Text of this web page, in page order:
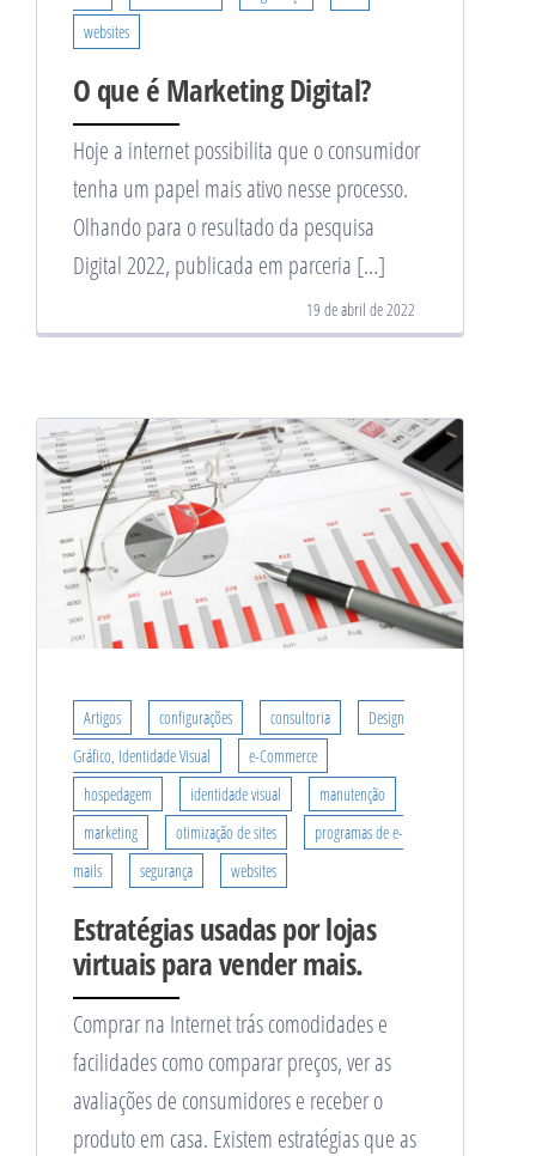
websites
O que é Marketing Digital?
Hoje a internet possibilita que o consumidor
tenha um papel mais ativo nesse processo.
Olhando para o resultado da pesquisa
Digital 2022, publicada em parceria […]
19 de abril de 2022
Artigos configurações consultoria
Design
Gráfico, Identidade Visual
e-Commerce
hospedagem
identidade visual
manutenção
marketing
otimização de sites
programas de e-
mails
segurança websites
Estratégias usadas por lojas
virtuais para vender mais.
Comprar na Internet trás comodidades e
facilidades como comparar preços, ver as
avaliações de consumidores e receber o
produto em casa. Existem estratégias que as